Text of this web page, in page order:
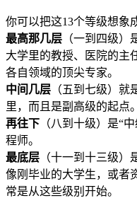
你可以把这13个等级想象
最高那几层 （一到四级）
大学里的教授、医院的主
各自领域的顶尖专家。
中间几层 （五到七级）就
里，而且是副高级的起点
再往下 （八到十级）是“
程师。
最底层 （十一到十三级）
像刚毕业的大学生，或者
常是从这些级别开始。